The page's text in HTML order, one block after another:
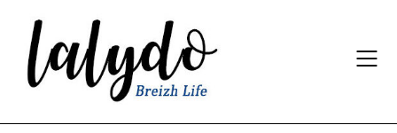
content